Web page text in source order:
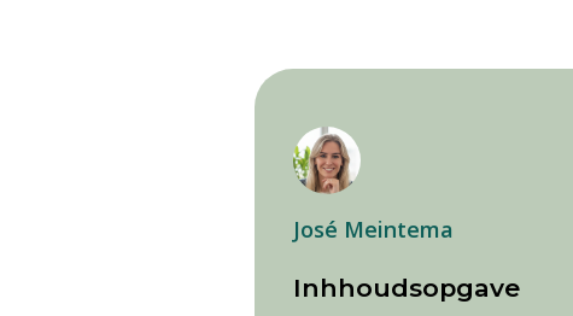
José Meintema
Inhhoudsopgave